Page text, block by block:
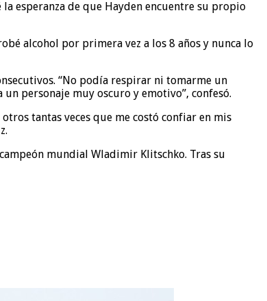
esperanza de que Hayden encuentre su propio
alcohol por primera vez a los 8 años y nunca lo
“No podía respirar ni tomarme un
personaje muy oscuro y emotivo”, confesó.
tantas veces que me costó confiar en mis
mundial Wladimir Klitschko. Tras su